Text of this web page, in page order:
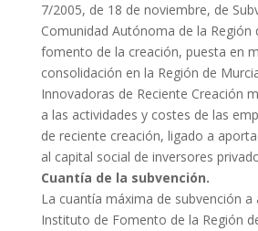
7/2005, de 18 de noviembre, de
Comunidad Autónoma de la Región
fomento de la creación, puesta en
consolidación en la Región de
Innovadoras de Reciente Creación
a las actividades y costes de las
de reciente creación, ligado a
al capital social de inversores
Cuantía de la subvención.
La cuantía máxima de subvención
Instituto de Fomento de la Región